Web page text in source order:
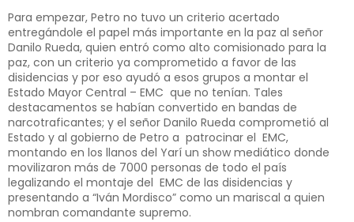
Para empezar, Petro no tuvo un criterio acertado
entregándole el papel más importante en la paz al señor
Danilo Rueda, quien entró como alto comisionado para la
paz, con un criterio ya comprometido a favor de las
disidencias y por eso ayudó a esos grupos a montar el
Estado Mayor Central – EMC que no tenían. Tales
destacamentos se habían convertido en bandas de
narcotraficantes; y el señor Danilo Rueda comprometió al
Estado y al gobierno de Petro a patrocinar el EMC,
montando en los llanos del Yarí un show mediático donde
movilizaron más de 7000 personas de todo el país
legalizando el montaje del EMC de las disidencias y
presentando a “Iván Mordisco” como un mariscal a quien
nombran comandante supremo.